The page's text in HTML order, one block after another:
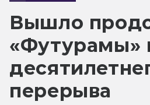
Вышло
«Футурамы»
перерыва